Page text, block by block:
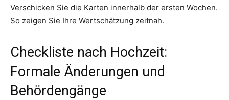
Verschicken Sie die Karten innerhalb der ersten Wochen.
So zeigen Sie Ihre Wertschätzung zeitnah.
Checkliste nach Hochzeit:
Formale Änderungen und
Behördengänge